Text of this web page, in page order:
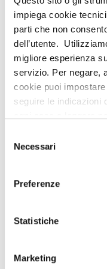
impiega cookie
parti che non
dell’utente.
migliore esperienza
servizio. Per negare,
cookie puoi
seguire le indicazioni
delNecessari
Preferenze
Statistiche
Marketing
PANORAMA
3 MESI FA
3 MESI FA
3 MESI FA